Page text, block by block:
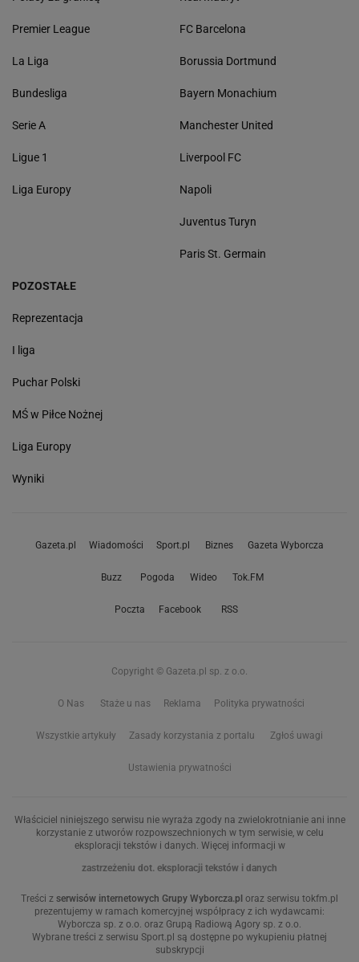
Premier League
La Liga
Bundesliga
Serie A
Ligue 1
Liga Europy
FC Barcelona
Borussia Dortmund
Bayern Monachium
Manchester United
Liverpool FC
Napoli
Juventus Turyn
Paris St. Germain
POZOSTAŁE
Reprezentacja
I liga
Puchar Polski
MŚ w Piłce Nożnej
Liga Europy
Wyniki
Gazeta.pl Wiadomości Sport.pl Biznes Gazeta Wyborcza
Buzz Pogoda Wideo Tok.FM
Poczta Facebook RSS
Copyright © Gazeta.pl sp. z o.o.
O Nas Staże u nas Reklama Polityka prywatności
Wszystkie artykuły Zasady korzystania z portalu Zgłoś uwagi
Ustawienia prywatności
Właściciel niniejszego serwisu nie wyraża zgody na zwielokrotnianie ani inne
korzystanie z utworów rozpowszechnionych w tym serwisie, w celu
eksploracji tekstów i danych. Więcej informacji w
zastrzeżeniu dot. eksploracji tekstów i danych
Treści z serwisów internetowych Grupy Wyborcza.pl oraz serwisu tokfm.pl
prezentujemy w ramach komercyjnej współpracy z ich wydawcami:
Wyborcza sp. z o.o. oraz Grupą Radiową Agory sp. z o.o.
Wybrane treści z serwisu Sport.pl są dostępne po wykupieniu płatnej
subskrypcji